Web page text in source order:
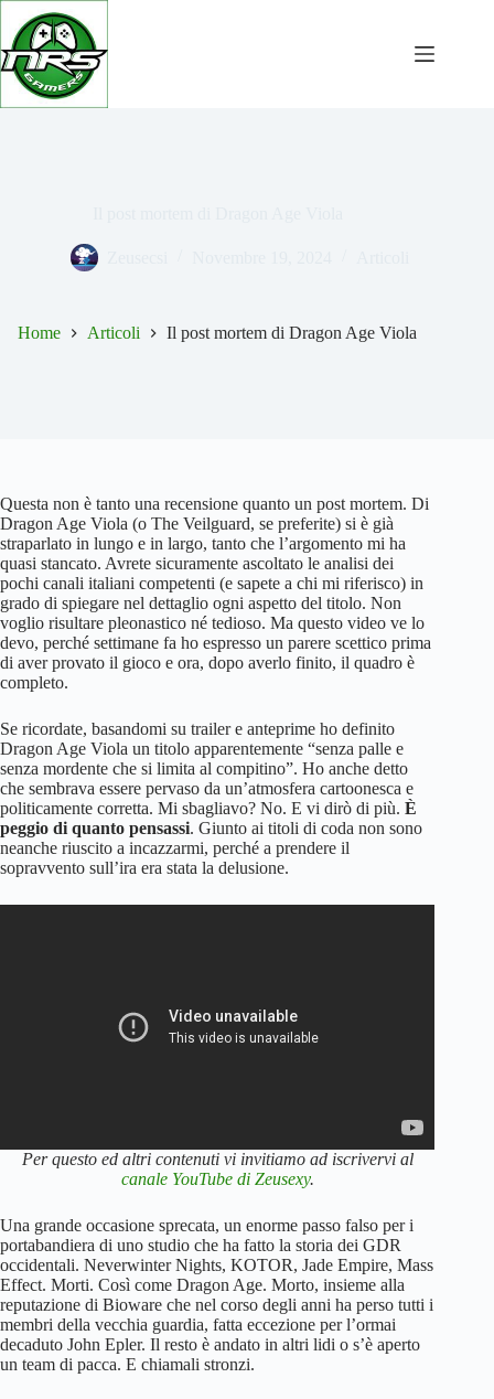
Salta
contenuto
Home Articoli Il post mortem di Dragon Age Viola
Questa non è tanto una recensione quanto un post mortem. Di
Dragon Age Viola (o The Veilguard, se preferite) si è già
straparlato in lungo e in largo, tanto che l’argomento mi ha
quasi stancato. Avrete sicuramente ascoltato le analisi dei
pochi canali italiani competenti (e sapete a chi mi riferisco) in
grado di spiegare nel dettaglio ogni aspetto del titolo. Non
voglio risultare pleonastico né tedioso. Ma questo video ve lo
devo, perché settimane fa ho espresso un parere scettico prima
di aver provato il gioco e ora, dopo averlo finito, il quadro è
completo.
Se ricordate, basandomi su trailer e anteprime ho definito
Dragon Age Viola un titolo apparentemente “senza palle e
senza mordente che si limita al compitino”. Ho anche detto
che sembrava essere pervaso da un’atmosfera cartoonesca e
politicamente corretta. Mi sbagliavo? No. E vi dirò di più. È
peggio di quanto pensassi. Giunto ai titoli di coda non sono
neanche riuscito a incazzarmi, perché a prendere il
sopravvento sull’ira era stata la delusione.
Per questo ed altri contenuti vi invitiamo ad iscrivervi al
canale YouTube di Zeusexy.
Una grande occasione sprecata, un enorme passo falso per i
portabandiera di uno studio che ha fatto la storia dei GDR
occidentali. Neverwinter Nights, KOTOR, Jade Empire, Mass
Effect. Morti. Così come Dragon Age. Morto, insieme alla
reputazione di Bioware che nel corso degli anni ha perso tutti i
membri della vecchia guardia, fatta eccezione per l’ormai
decaduto John Epler. Il resto è andato in altri lidi o s’è aperto
un team di pacca. E chiamali stronzi.